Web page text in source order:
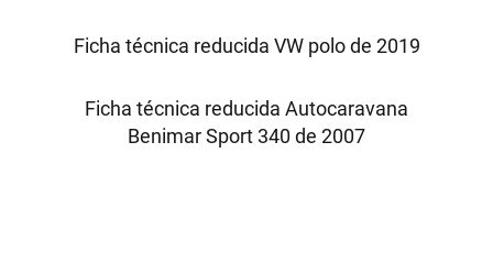
Ficha técnica reducida VW polo de 2019
Ficha técnica reducida Autocaravana
Benimar Sport 340 de 2007